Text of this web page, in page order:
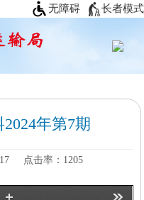
无障碍 长者模式
年第7期
点击率： 1205